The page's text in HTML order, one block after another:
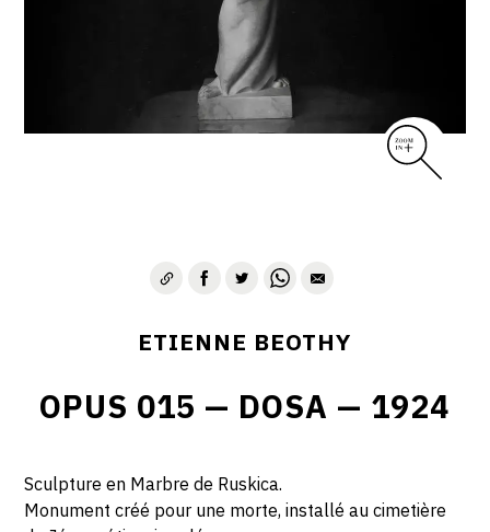
ETIENNE BEOTHY
OPUS 015 — DOSA — 1924
Sculpture en Marbre de Ruskica.
Monument créé pour une morte, installé au cimetière